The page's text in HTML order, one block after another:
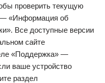
проверить текущую
— «Информация об
Все доступные версии
сайте
«Поддержка» —
ваше устройство
раздел